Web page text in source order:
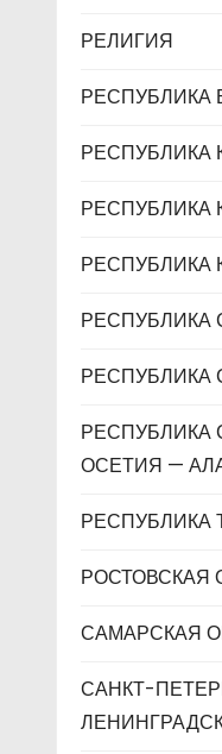
РЕЛИГИЯ
РЕСПУБЛИКА
РЕСПУБЛИКА
РЕСПУБЛИКА
РЕСПУБЛИКА
РЕСПУБЛИКА
РЕСПУБЛИКА
РЕСПУБЛИКА
ОСЕТИЯ —
РЕСПУБЛИКА
РОСТОВСКАЯ
САМАРСКАЯ
САНКТ-